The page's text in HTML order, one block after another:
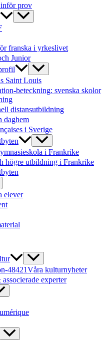
inför prov
franska i yrkeslivet
Junior
Saint Louis
beteckning: svenska skolor
distansutbildning
daghem
i Sverige
i Frankrike
högre utbildning i Frankrike
elever
Våra kulturnyheter
experter